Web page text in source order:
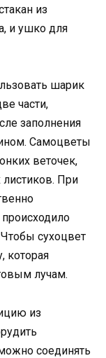
из
и ушко для
шарик
части,
заполнения
Самоцветы
веточек,
листиков. При
сухоцвет
которая
лучам.
из
соединять